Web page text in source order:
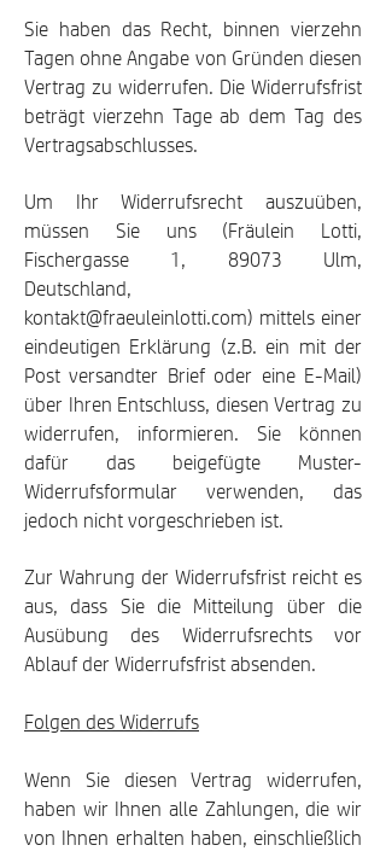
Sie haben das Recht, binnen vierzehn
Tagen ohne Angabe von Gründen diesen
Vertrag zu widerrufen. Die Widerrufsfrist
beträgt vierzehn Tage ab dem Tag des
Vertragsabschlusses.
Um Ihr Widerrufsrecht auszuüben,
müssen Sie uns (Fräulein Lotti,
Fischergasse 1, 89073 Ulm,
Deutschland,
kontakt@fraeuleinlotti.com) mittels einer
eindeutigen Erklärung (z.B. ein mit der
Post versandter Brief oder eine E-Mail)
über Ihren Entschluss, diesen Vertrag zu
widerrufen, informieren. Sie können
dafür das beigefügte Muster-
Widerrufsformular verwenden, das
jedoch nicht vorgeschrieben ist.
Zur Wahrung der Widerrufsfrist reicht es
aus, dass Sie die Mitteilung über die
Ausübung des Widerrufsrechts vor
Ablauf der Widerrufsfrist absenden.
Folgen des Widerrufs
Wenn Sie diesen Vertrag widerrufen,
haben wir Ihnen alle Zahlungen, die wir
von Ihnen erhalten haben, einschließlich